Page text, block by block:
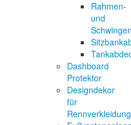
Rahmen-
und
Dashboard
Protektor
Designdekor
für
Rennverkleidung